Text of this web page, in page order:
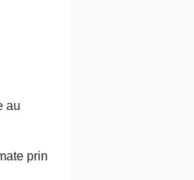
au
prin